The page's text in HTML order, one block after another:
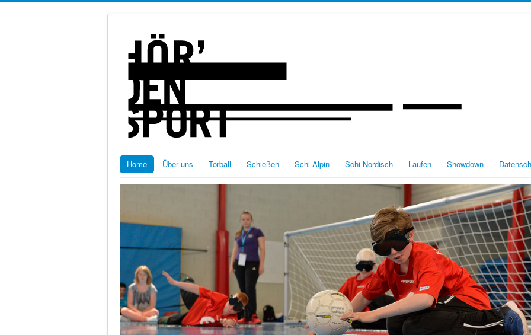
Home Über uns Torball Schießen Schi Alpin Schi Nordisch Laufen Showdown